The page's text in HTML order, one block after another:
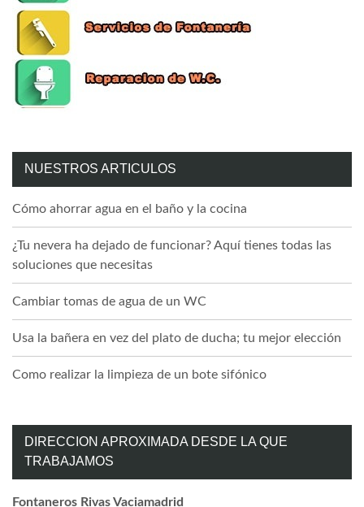
NUESTROS ARTICULOS
Cómo ahorrar agua en el baño y la cocina
¿Tu nevera ha dejado de funcionar? Aquí tienes todas las
soluciones que necesitas
Cambiar tomas de agua de un WC
Usa la bañera en vez del plato de ducha; tu mejor elección
Como realizar la limpieza de un bote sifónico
DIRECCION APROXIMADA DESDE LA QUE
TRABAJAMOS
Fontaneros Rivas Vaciamadrid